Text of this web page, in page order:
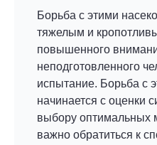
Борьба с этими
тяжелым и
повышенного
неподготовленного
испытание. Борьба с
начинается с оценки
выбору оптимальных
важно обратиться к